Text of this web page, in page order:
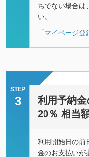
ちでない場合は
い。
「マイページ登
STEP
3
利用予納
20％ 相当額
利用開始日の前
金のお支払いが